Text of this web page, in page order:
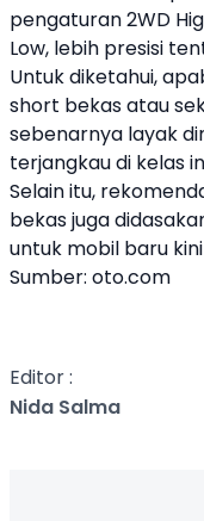
pengaturan 2WD
Low, lebih presisi
Untuk diketahui,
short bekas atau
sebenarnya layak
terjangkau di kelas
Selain itu,
bekas juga
untuk mobil baru
Sumber: oto.com
Editor :
Nida Salma